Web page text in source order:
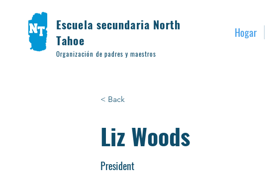
Escuela secundaria North
Tahoe
Organización de padres y maestros
Hogar
< Back
Liz Woods
President